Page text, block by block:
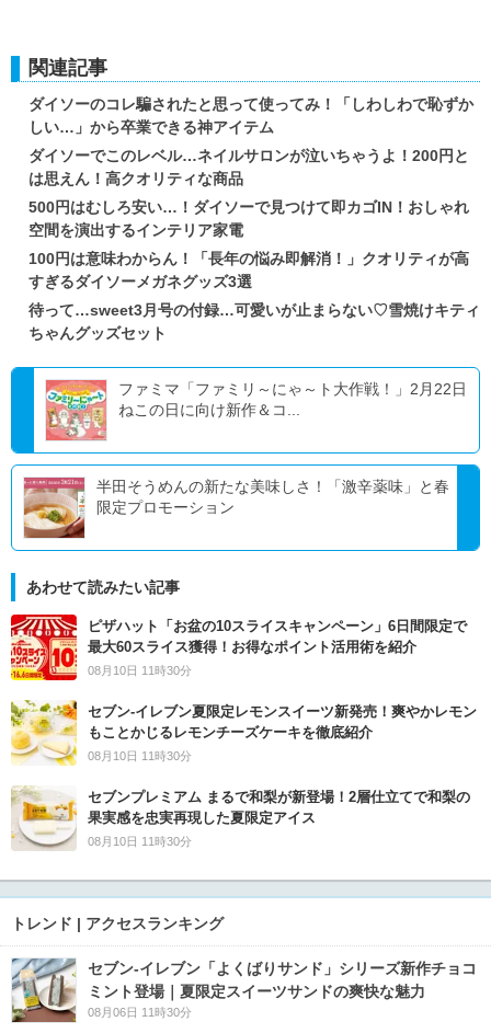
関連記事
ダイソーのコレ騙されたと思って使ってみ！「しわしわで恥ずか
しい…」から卒業できる神アイテム
ダイソーでこのレベル…ネイルサロンが泣いちゃうよ！200円と
は思えん！高クオリティな商品
500円はむしろ安い…！ダイソーで見つけて即カゴIN！おしゃれ
空間を演出するインテリア家電
100円は意味わからん！「長年の悩み即解消！」クオリティが高
すぎるダイソーメガネグッズ3選
待って…sweet3月号の付録…可愛いが止まらない♡雪焼けキティ
ちゃんグッズセット
ファミマ「ファミリ～にゃ～ト大作戦！」2月22日
ねこの日に向け新作＆コ...
半田そうめんの新たな美味しさ！「激辛薬味」と春
限定プロモーション
あわせて読みたい記事
ピザハット「お盆の10スライスキャンペーン」6日間限定で
最大60スライス獲得！お得なポイント活用術を紹介
08月10日 11時30分
セブン‐イレブン夏限定レモンスイーツ新発売！爽やかレモン
もことかじるレモンチーズケーキを徹底紹介
08月10日 11時30分
セブンプレミアム まるで和梨が新登場！2層仕立てで和梨の
果実感を忠実再現した夏限定アイス
08月10日 11時30分
トレンド | アクセスランキング
セブン‐イレブン「よくばりサンド」シリーズ新作チョコ
ミント登場｜夏限定スイーツサンドの爽快な魅力
08月06日 11時30分